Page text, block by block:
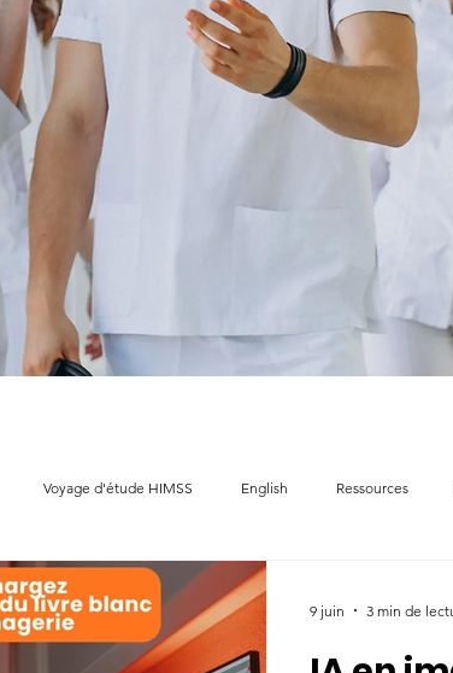
Voyage d'étude HIMSS English Ressources
Actualité Evénements
9 juin 3 min de